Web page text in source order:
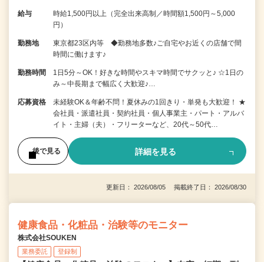
給与
時給1,500円以上（完全出来高制／時間額1,500円～5,000
円）
勤務地
東京都23区内等 ◆勤務地多数♪ご自宅やお近くの店舗で間
時間に働けます♪
勤務時間
1日5分～OK！好きな時間やスキマ時間でサクッと♪ ☆1日の
み～中長期まで幅広く大歓迎♪…
応募資格
未経験OK＆年齢不問！夏休みの1回きり・単発も大歓迎！ ★
会社員・派遣社員・契約社員・個人事業主・パート・アルバ
イト・主婦（夫）・フリーターなど、20代～50代…
後で見る 詳細を見る
更新日： 2026/08/05 掲載終了日： 2026/08/30
健康食品・化粧品・治験等のモニター
株式会社SOUKEN
業務委託 登録制